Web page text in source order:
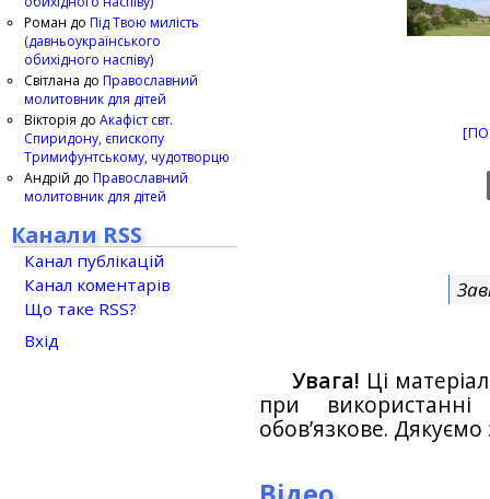
Увага! Ці
при
обов’язкове.
Роман до Під Твою милість
(давньоукраїнського
обихідного наспіву)
Світлана до Православний
молитовник для дітей
Вікторія до Акафіст свт.
Спиридону, єпископу
Тримифунтському, чудотворцю
Андрій до Православний
молитовник для дітей
Канали RSS
Канал публікацій
Канал коментарів
Що таке RSS?
Вхід